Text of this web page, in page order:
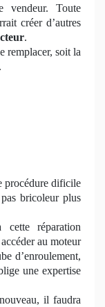
vendeur. Toute
créer d’autres
.
remplacer, soit la
procédure dificile
bricoleur plus
cette réparation
au moteur
d’enroulement,
une expertise
il faudra